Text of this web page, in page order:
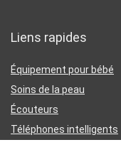
Liens rapides
Équipement pour bébé
Soins de la peau
Écouteurs
Téléphones intelligents